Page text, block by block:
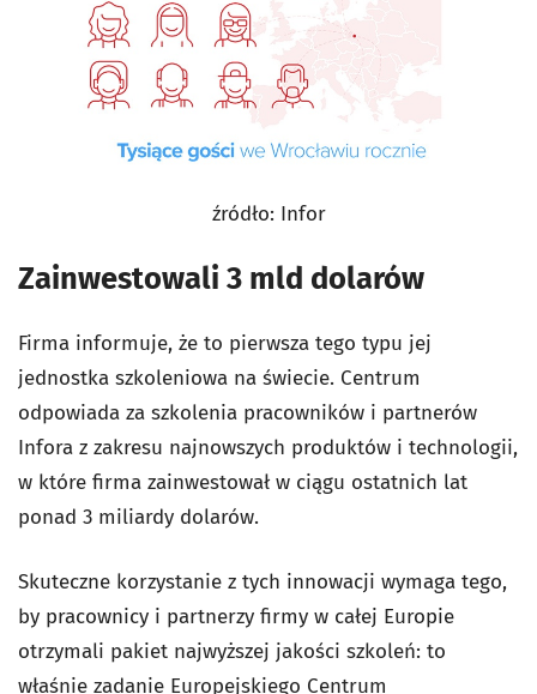
źródło: Infor
Zainwestowali 3 mld dolarów
Firma informuje, że to pierwsza tego typu jej
jednostka szkoleniowa na świecie. Centrum
odpowiada za szkolenia pracowników i partnerów
Infora z zakresu najnowszych produktów i technologii,
w które firma zainwestował w ciągu ostatnich lat
ponad 3 miliardy dolarów.
Skuteczne korzystanie z tych innowacji wymaga tego,
by pracownicy i partnerzy firmy w całej Europie
otrzymali pakiet najwyższej jakości szkoleń: to
właśnie zadanie Europejskiego Centrum